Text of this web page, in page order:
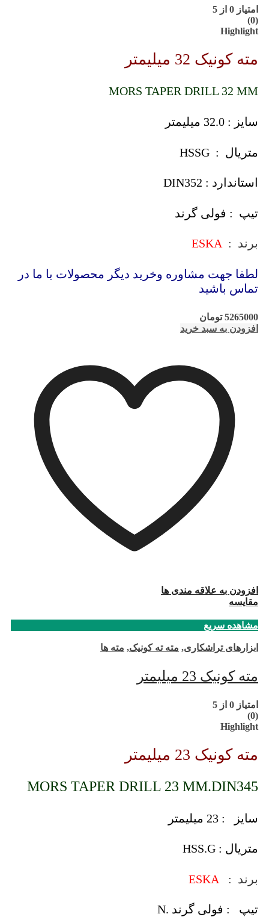
امتیاز 0 از 5
(0)
Highlight
مته کونیک 32 میلیمتر
MORS TAPER DRILL 32 MM
سایز : 32.0 میلیمتر
متریال : HSSG
استاندارد : DIN352
تیپ : فولی گرند
برند : ESKA
لطفا جهت مشاوره وخرید دیگر محصولات با ما در
تماس باشید
5265000 تومان
افزودن به سبد خرید
افزودن به علاقه مندی ها
مقایسه
مشاهده سریع
ابزارهای تراشکاری, مته ته کونیک, مته ها
مته کونیک 23 میلیمتر
امتیاز 0 از 5
(0)
Highlight
مته کونیک 23 میلیمتر
MORS TAPER DRILL 23 MM.DIN345
سایز : 23 میلیمتر
متریال : HSS.G
برند :
تیپ : فولی گرند .N